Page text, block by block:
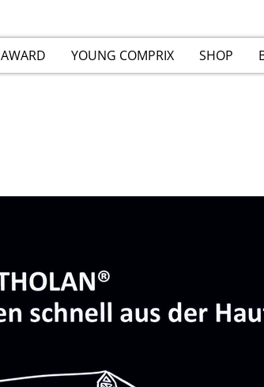
AWARD YOUNG COMPRIX SHOP